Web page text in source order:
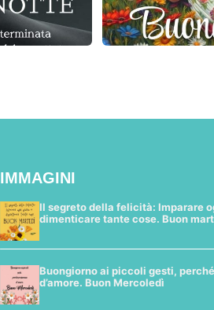
IMMAGINI
Il segreto della felicità: Imparare
dimenticare tante cose. Buon
Buongiorno ai piccoli gesti,
d’amore. Buon Mercoledì